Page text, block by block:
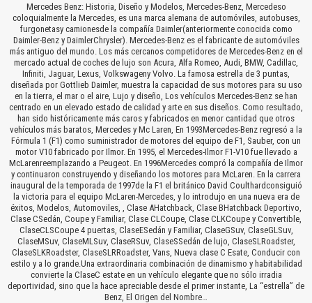
Mercedes Benz: Historia, Diseño y Modelos, Mercedes-Benz, Mercedeso
coloquialmente la Mercedes, es una marca alemana de automóviles, autobuses,
furgonetasy camionesde la compañía Daimler(anteriormente conocida como
Daimler-Benz y DaimlerChrysler). Mercedes-Benz es el fabricante de automóviles
más antiguo del mundo. Los más cercanos competidores de Mercedes-Benz en el
mercado actual de coches de lujo son Acura, Alfa Romeo, Audi, BMW, Cadillac,
Infiniti, Jaguar, Lexus, Volkswageny Volvo. La famosa estrella de 3 puntas,
diseñada por Gottlieb Daimler, muestra la capacidad de sus motores para su uso
en la tierra, el mar o el aire, Lujo y diseño, Los vehículos Mercedes-Benz se han
centrado en un elevado estado de calidad y arte en sus diseños. Como resultado,
han sido históricamente más caros y fabricados en menor cantidad que otros
vehículos más baratos, Mercedes y Mc Laren, En 1993Mercedes-Benz regresó a la
Fórmula 1 (F1) como suministrador de motores del equipo de F1, Sauber, con un
motor V10 fabricado por Ilmor. En 1995, el Mercedes-Ilmor F1-V10 fue llevado a
McLarenreemplazando a Peugeot. En 1996Mercedes compró la compañía de Ilmor
y continuaron construyendo y diseñando los motores para McLaren. En la carrera
inaugural de la temporada de 1997de la F1 el británico David Coulthardconsiguió
la victoria para el equipo McLaren-Mercedes, y lo introdujo en una nueva era de
éxitos, Modelos, Automoviles, , Clase AHatchback, Clase BHatchback Deportivo,
Clase CSedán, Coupe y Familiar, Clase CLCoupe, Clase CLKCoupe y Convertible,
ClaseCLSCoupe 4 puertas, ClaseESedán y Familiar, ClaseGSuv, ClaseGLSuv,
ClaseMSuv, ClaseMLSuv, ClaseRSuv, ClaseSSedán de lujo, ClaseSLRoadster,
ClaseSLKRoadster, ClaseSLRRoadster, Vans, Nueva clase C Esate, Conducir con
estilo y a lo grande.Una extraordinaria combinación de dinamismo y habitabilidad
convierte la ClaseC estate en un vehículo elegante que no sólo irradia
deportividad, sino que la hace apreciable desde el primer instante, La “estrella” de
Benz, El Origen del Nombre…